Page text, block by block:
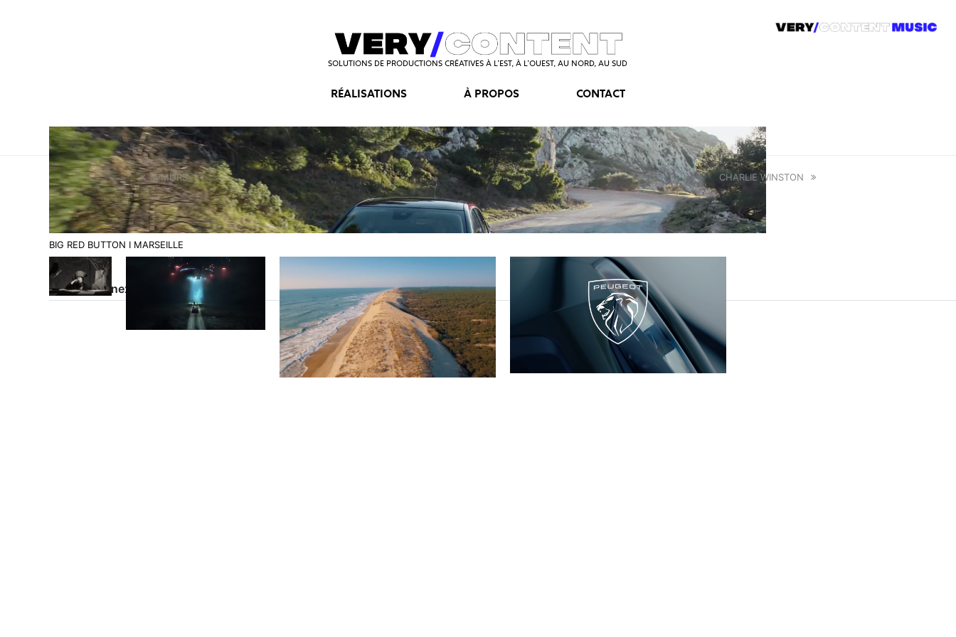
SOLUTIONS DE PRODUCTIONS CRÉATIVES À L’EST, À L’OUEST, AU NORD, AU SUD
RÉALISATIONS À PROPOS CONTACT
BIG RED BUTTON I MARSEILLE
Projets connexes
4 MURS CHARLIE WINSTON